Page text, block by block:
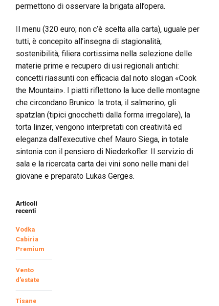
permettono di osservare la brigata all’opera.
Il menu (320 euro; non c’è scelta alla carta), uguale per
tutti, è concepito all’insegna di stagionalità,
sostenibilità, filiera cortissima nella selezione delle
materie prime e recupero di usi regionali antichi:
concetti riassunti con efficacia dal noto slogan «Cook
the Mountain». I piatti riflettono la luce delle montagne
che circondano Brunico: la trota, il salmerino, gli
spatzlan (tipici gnocchetti dalla forma irregolare), la
torta linzer, vengono interpretati con creatività ed
eleganza dall’executive chef Mauro Siega, in totale
sintonia con il pensiero di Niederkofler. Il servizio di
sala e la ricercata carta dei vini sono nelle mani del
giovane e preparato Lukas Gerges.
Articoli
recenti
Vodka
Cabiria
Premium
Vento
d’estate
Tisane